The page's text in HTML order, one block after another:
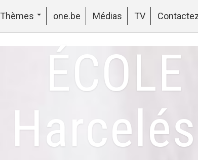
Thèmes one.be Médias TV
ÉCOLE